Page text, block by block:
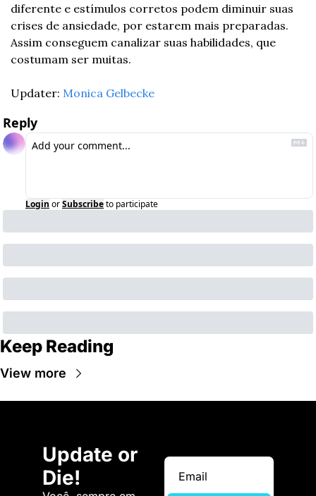
diferente e estímulos corretos podem diminuir suas
crises de ansiedade, por estarem mais preparadas.
Assim conseguem canalizar suas habilidades, que
costumam ser muitas.
Updater: Monica Gelbecke
Reply
Login orSubscribeto participate
Keep Reading
View more
Update or
Die!